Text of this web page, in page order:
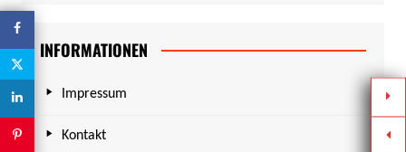
INFORMATIONEN
Impressum
Kontakt